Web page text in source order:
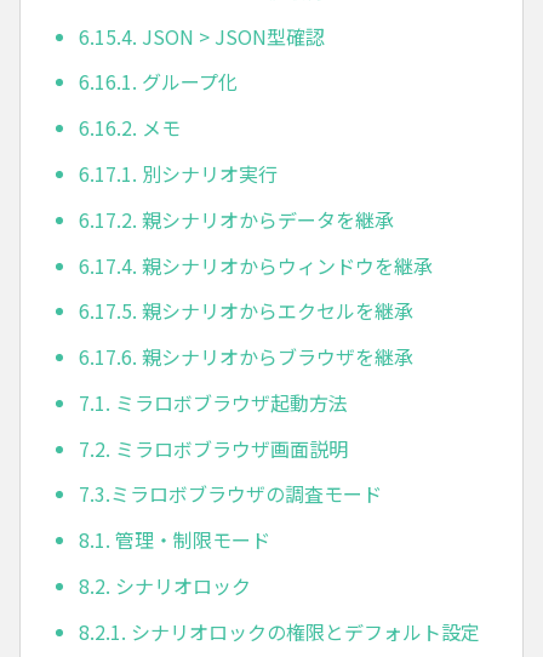
6.15.4. JSON > JSON型確認
6.16.1. グループ化
6.16.2. メモ
6.17.1. 別シナリオ実行
6.17.2. 親シナリオからデータを継承
6.17.4. 親シナリオからウィンドウを継承
6.17.5. 親シナリオからエクセルを継承
6.17.6. 親シナリオからブラウザを継承
7.1. ミラロボブラウザ起動方法
7.2. ミラロボブラウザ画面説明
7.3.ミラロボブラウザの調査モード
8.1. 管理・制限モード
8.2. シナリオロック
8.2.1. シナリオロックの権限とデフォルト設定